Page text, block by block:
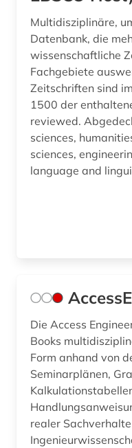
dienstleistung (2)
din-iso-norm (1)
din-norm (3)
din-vde-norm (3)
e-commerce (1)
e-learning (4)
e-technik (1)
e-tutorial (1)
Multidisziplinäre,
Datenbank, die
wissenschaftliche
Fachgebiete
Zeitschriften sind
1500 der
reviewed. Abgedeckte Disziplinen: social
sciences,
sciences,
language and
Die Access
Books
Form anhand von
Seminarplänen,
realer